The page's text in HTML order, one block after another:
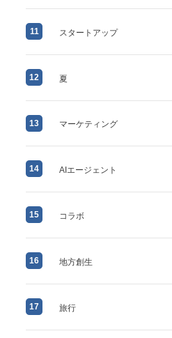
11 スタートアップ
12 夏
13 マーケティング
14 AIエージェント
15 コラボ
16 地方創生
17 旅行